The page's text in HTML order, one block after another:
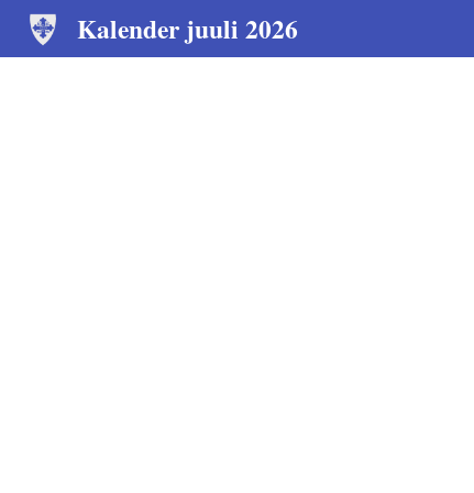
Kalender juuli 2026